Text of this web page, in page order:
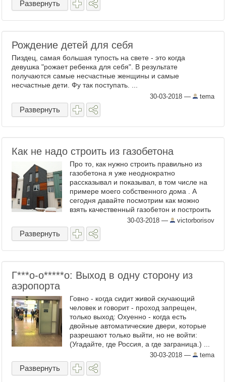
Развернуть
Рождение детей для себя
Пиздец, самая большая тупость на свете - это когда
девушка "рожает ребенка для себя". В результате
получаются самые несчастные женщины и самые
несчастные дети. Фу так поступать. ...
30-03-2018 — tema
Развернуть
Как не надо строить из газобетона
Про то, как нужно строить правильно из
газобетона я уже неоднократно
рассказывал и показывал, в том числе на
примере моего собственного дома . А
сегодня давайте посмотрим как можно
взять качественный газобетон и построить
дом с большими теплопотерями.
Показывать буду на примере ...
30-03-2018 — victorborisov
Развернуть
Г​***о-о*****о: Выход в одну сторону из
аэропорта
Говно - когда сидит живой скучающий
человек и говорит - проход запрещен,
только выход: Охуенно - когда есть
двойные автоматические двери, которые
разрешают только выйти, но не войти:
(Угадайте, где Россия, а где заграница.) ...
30-03-2018 — tema
Развернуть